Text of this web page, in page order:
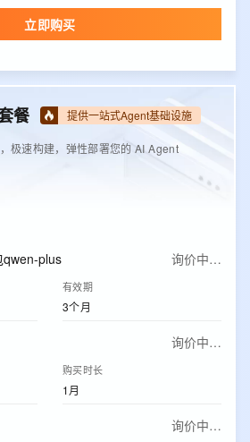
立即购买
餐 提供一站式Agent基础设施
极速构建，弹性部署您的 AI Agent
qwen-plus 询价中…
有效期
3个月
询价中…
购买时长
1月
询价中…